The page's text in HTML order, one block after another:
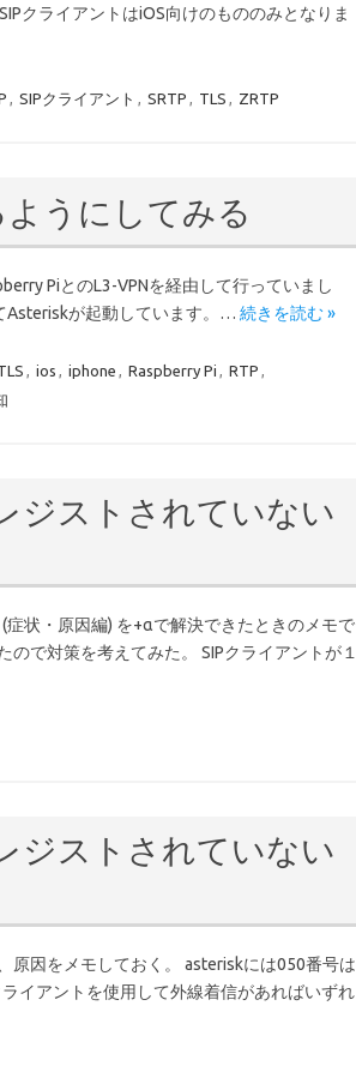
クライアントはiOS向けのもののみとなりま
, SIPクライアント , SRTP , TLS , ZRTP
うにしてみる
PiとのL3-VPNを経由して行っていまし
Asteriskが起動しています。… 続きを読む »
ios iphone Raspberry Pi RTP
ジストされていない
状・原因編) を+αで解決できたときのメモで
で対策を考えてみた。 SIPクライアントが１
ジストされていない
原因をメモしておく。 asteriskには050番号は
イアントを使用して外線着信があればいずれ